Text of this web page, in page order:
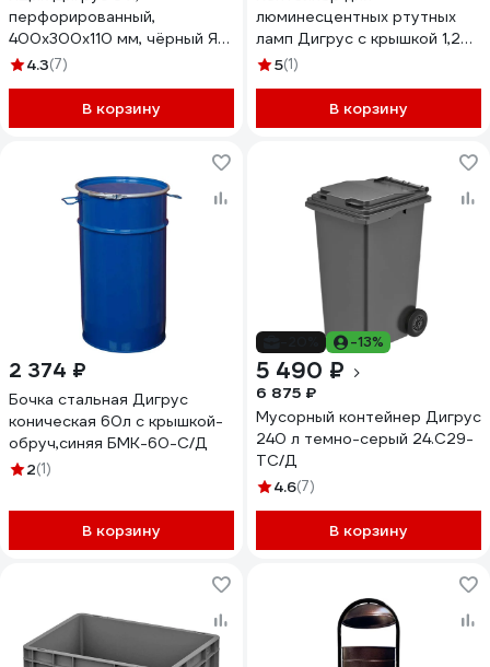
перфорированный,
400x300x110 мм, чёрный Я/
ПЕР-9-Ч/Д
4.3(7)
В корзину
люминесцентных ртутных
ламп Дигрус с крышкой 1,25м
ф 450 мм К-ЛРЛ-1,25/Д
5(1)
В корзину
2 374 ₽
Бочка стальная Дигрус
коническая 60л с крышкой-
обруч,синяя БМК-60-С/Д
2(1)
В корзину
-13%
5 490 ₽
6 875 ₽
Мусорный контейнер Дигрус
240 л темно-серый 24.С29-
ТС/Д
4.6(7)
В корзину